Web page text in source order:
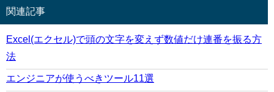
関連記事
Excel(エクセル)で頭の文字を変えず数値だけ連番を振る方
法
エンジニアが使うべきツール11選